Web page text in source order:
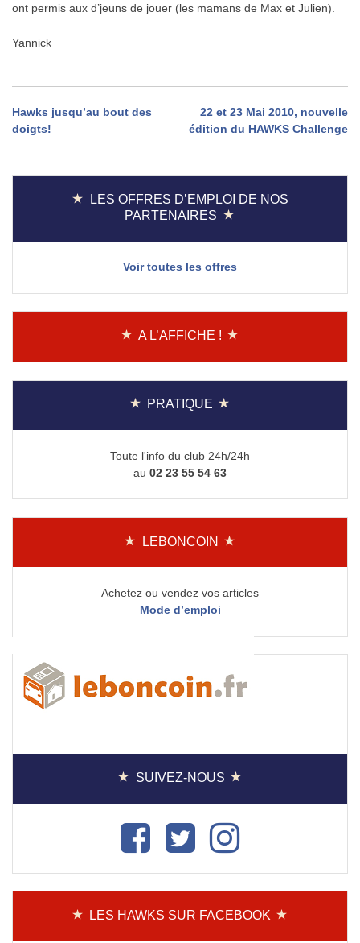
ont permis aux d’jeuns de jouer (les mamans de Max et Julien).
Yannick
Navigation
de
l’article
Hawks jusqu’au bout des
doigts!
22 et 23 Mai 2010, nouvelle
édition du HAWKS Challenge
LES OFFRES D’EMPLOI DE NOS
PARTENAIRES
Voir toutes les offres
A L’AFFICHE !
PRATIQUE
Toute l'info du club 24h/24h
au 02 23 55 54 63
LEBONCOIN
Achetez ou vendez vos articles
Mode d’emploi
SUIVEZ-NOUS
LES HAWKS SUR FACEBOOK